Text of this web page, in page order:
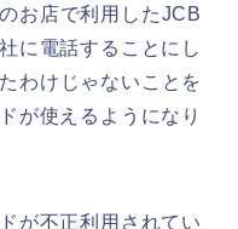
お店で利用したJCB
に電話することにし
わけじゃないことを
が使えるようになり
が不正利用されてい